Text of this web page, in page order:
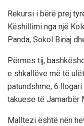
Rekursi i bërë prej
Këshillimi nga një
Panda, Sokol Binaj
Përmes tij,
e shkallëve më të
patundshme, 6
takuese të Jamarbër
Malltezi është nën